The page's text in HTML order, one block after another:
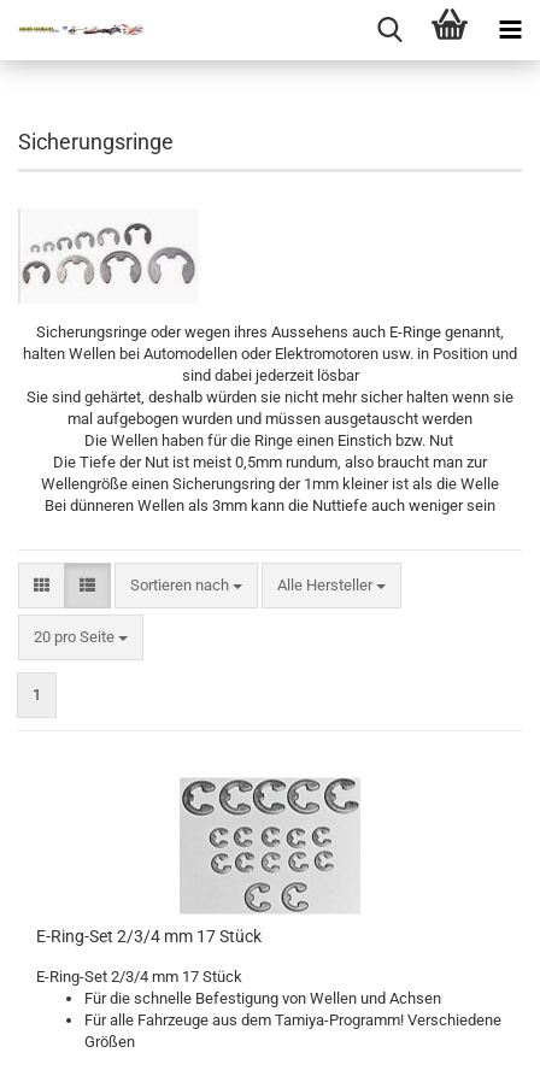
Sicherungsringe
Sicherungsringe oder wegen ihres Aussehens auch E-Ringe genannt,
halten Wellen bei Automodellen oder Elektromotoren usw. in Position und
sind dabei jederzeit lösbar
Sie sind gehärtet, deshalb würden sie nicht mehr sicher halten wenn sie
mal aufgebogen wurden und müssen ausgetauscht werden
Die Wellen haben für die Ringe einen Einstich bzw. Nut
Die Tiefe der Nut ist meist 0,5mm rundum, also braucht man zur
Wellengröße einen Sicherungsring der 1mm kleiner ist als die Welle
Bei dünneren Wellen als 3mm kann die Nuttiefe auch weniger sein
Sortieren nach
Sortieren nach Alle Hersteller
20 pro Seite
pro Seite
1
E-Ring-Set 2/3/4 mm 17 Stück
E-Ring-Set 2/3/4 mm 17 Stück
Für die schnelle Befestigung von Wellen und Achsen
Für alle Fahrzeuge aus dem Tamiya-Programm! Verschiedene
Größen